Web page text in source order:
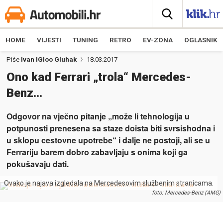
HOME VIJESTI TUNING RETRO EV-ZONA OGLASNIK
Piše Ivan IGloo Gluhak 18.03.2017
Ono kad Ferrari „trola“ Mercedes-
Benz…
Odgovor na vječno pitanje „može li tehnologija u
potpunosti prenesena sa staze doista biti svrsishodna i
u sklopu cestovne upotrebe“ i dalje ne postoji, ali se u
Ferrariju barem dobro zabavljaju s onima koji ga
pokušavaju dati.
Ovako je najava izgledala na Mercedesovim službenim stranicama.
foto: Mercedes-Benz (AMG)